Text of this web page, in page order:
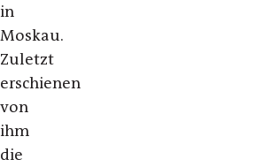
in
Moskau.
Zuletzt
erschienen
von
ihm
die